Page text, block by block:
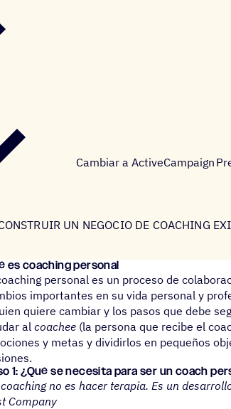
Cambiar a ActiveCampaign
UN NEGOCIO DE COACHING
es coaching personal
personal es un proceso de
importantes en su vida personal y
quiere cambiar y los pasos que debe
alcoachee (la persona que recibe el
y metas y dividirlos en pequeños
1: ¿Qué se nece­sita para ser un coach
no es hacer terapia. Es un
Company